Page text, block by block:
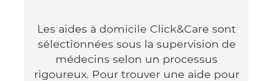
Les aides à domicile Click&Care sont
sélectionnées sous la supervision de
médecins selon un processus
rigoureux. Pour trouver une aide pour